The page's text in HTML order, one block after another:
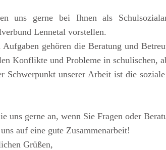
uns gerne bei Ihnen als
Lennetal vorstellen.
Aufgaben gehören die Beratung und
Konflikte und Probleme in schulischen,
Schwerpunkt unserer Arbeit ist die
uns gerne an, wenn Sie Fragen oder
auf eine gute Zusammenarbeit!
Grüßen,